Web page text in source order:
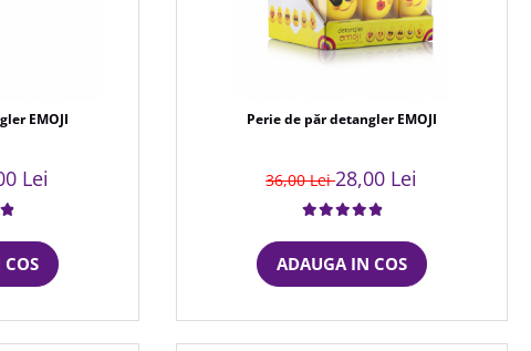
EMOJI
Lei
Perie de păr detangler EMOJI
36,00 Lei28,00 Lei
ADAUGA IN COS